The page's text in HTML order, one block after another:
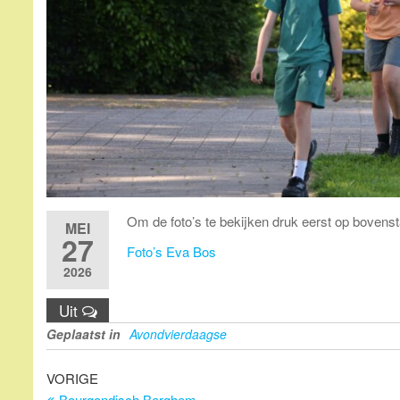
MEI
27
2026
Uit
Om de foto’s te bekijken druk eerst op
Foto’s Eva Bos
Geplaatst in Avondvierdaagse
Bericht
Vorig
VORIGE